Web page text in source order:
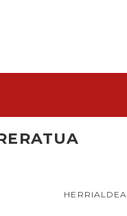
HERRIALDEA